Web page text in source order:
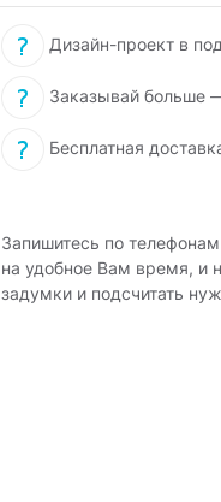
Дизайн-проект в
Заказывай больше
Бесплатная
Запишитесь по
на удобное Вам время, и
задумки и подсчитать